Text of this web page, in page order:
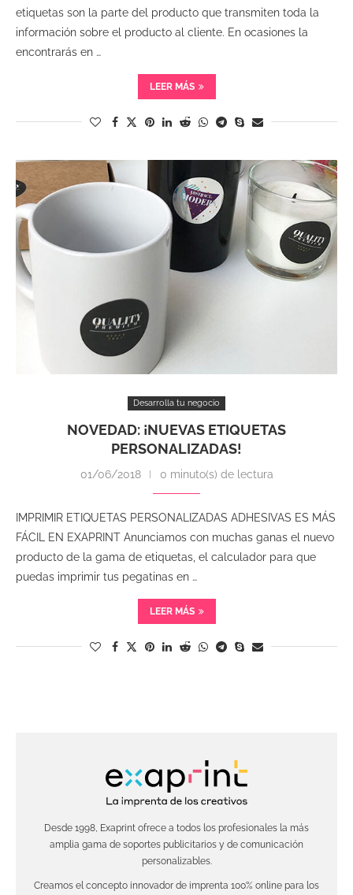
etiquetas son la parte del producto que transmiten toda la
información sobre el producto al cliente. En ocasiones la
encontrarás en …
LEER MÁS
Desarrolla tu negocio
NOVEDAD: ¡NUEVAS ETIQUETAS
PERSONALIZADAS!
01/06/2018 0 minuto(s) de lectura
IMPRIMIR ETIQUETAS PERSONALIZADAS ADHESIVAS ES MÁS
FÁCIL EN EXAPRINT Anunciamos con muchas ganas el nuevo
producto de la gama de etiquetas, el calculador para que
puedas imprimir tus pegatinas en …
LEER MÁS
Desde 1998, Exaprint ofrece a todos los profesionales la más
amplia gama de soportes publicitarios y de comunicación
personalizables.
Creamos el concepto innovador de imprenta 100% online para los